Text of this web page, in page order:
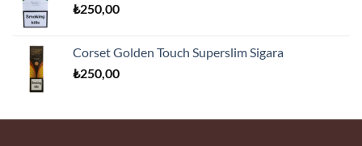
₺250,00
Corset Golden Touch Superslim Sigara
₺250,00